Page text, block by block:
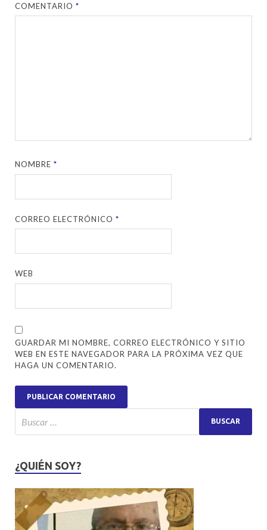
COMENTARIO*
NOMBRE*
CORREO ELECTRÓNICO*
WEB
GUARDAR MI NOMBRE, CORREO ELECTRÓNICO Y SITIO
WEB EN ESTE NAVEGADOR PARA LA PRÓXIMA VEZ QUE
HAGA UN COMENTARIO.
¿QUIÉN SOY?